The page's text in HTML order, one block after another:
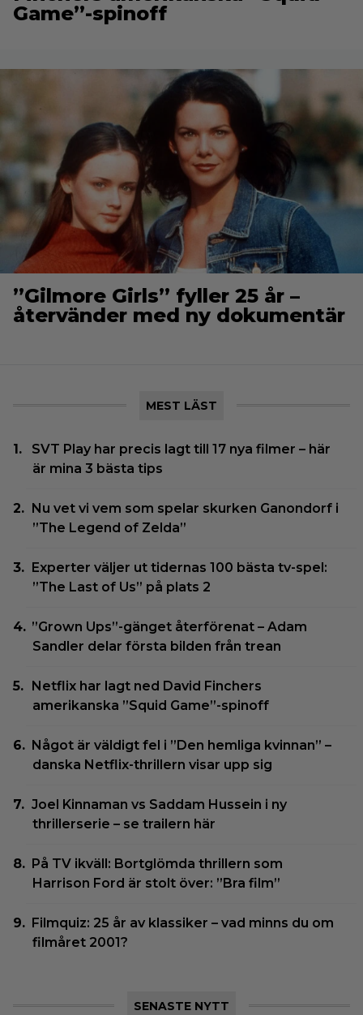
Game”-spinoff
”Gilmore Girls” fyller 25 år –
återvänder med ny dokumentär
MEST LÄST
SVT Play har precis lagt till 17 nya filmer – här
är mina 3 bästa tips
Nu vet vi vem som spelar skurken Ganondorf i
”The Legend of Zelda”
Experter väljer ut tidernas 100 bästa tv-spel:
”The Last of Us” på plats 2
”Grown Ups”-gänget återförenat – Adam
Sandler delar första bilden från trean
Netflix har lagt ned David Finchers
amerikanska ”Squid Game”-spinoff
Något är väldigt fel i ”Den hemliga kvinnan” –
danska Netflix-thrillern visar upp sig
Joel Kinnaman vs Saddam Hussein i ny
thrillerserie – se trailern här
På TV ikväll: Bortglömda thrillern som
Harrison Ford är stolt över: ”Bra film”
Filmquiz: 25 år av klassiker – vad minns du om
filmåret 2001?
SENASTE NYTT